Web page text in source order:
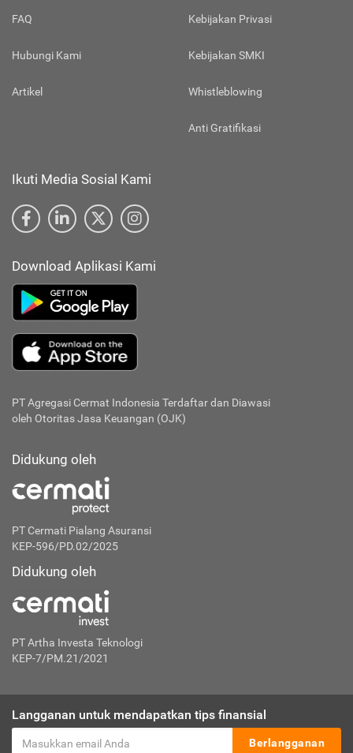
FAQ
Hubungi Kami
Artikel
Kebijakan Privasi
Kebijakan SMKI
Whistleblowing
Anti Gratifikasi
Ikuti Media Sosial Kami
Download Aplikasi Kami
PT Agregasi Cermat Indonesia Terdaftar dan Diawasi
oleh Otoritas Jasa Keuangan (OJK)
Didukung oleh
PT Cermati Pialang Asuransi
KEP-596/PD.02/2025
Didukung oleh
PT Artha Investa Teknologi
KEP-7/PM.21/2021
Langganan untuk mendapatkan tips finansial
Berlangganan